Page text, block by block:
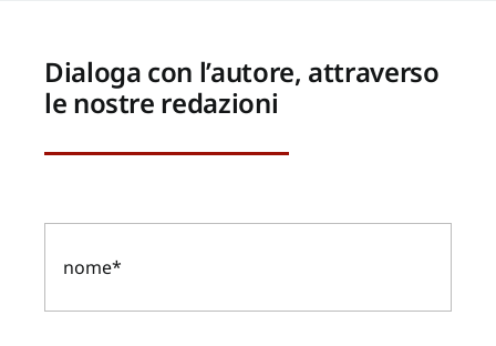
Dialoga con l’autore, attraverso
le nostre redazioni